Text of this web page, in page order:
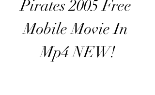
Pirates 2005 Free
Mobile Movie In
Mp4 NEW!